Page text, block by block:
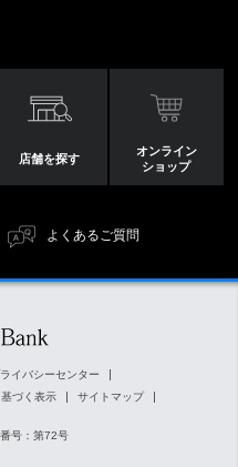
店舗を探す
オンライン
ショップ
よくあるご質問
イバシーセンター
づく表示 サイトマップ
号：第72号